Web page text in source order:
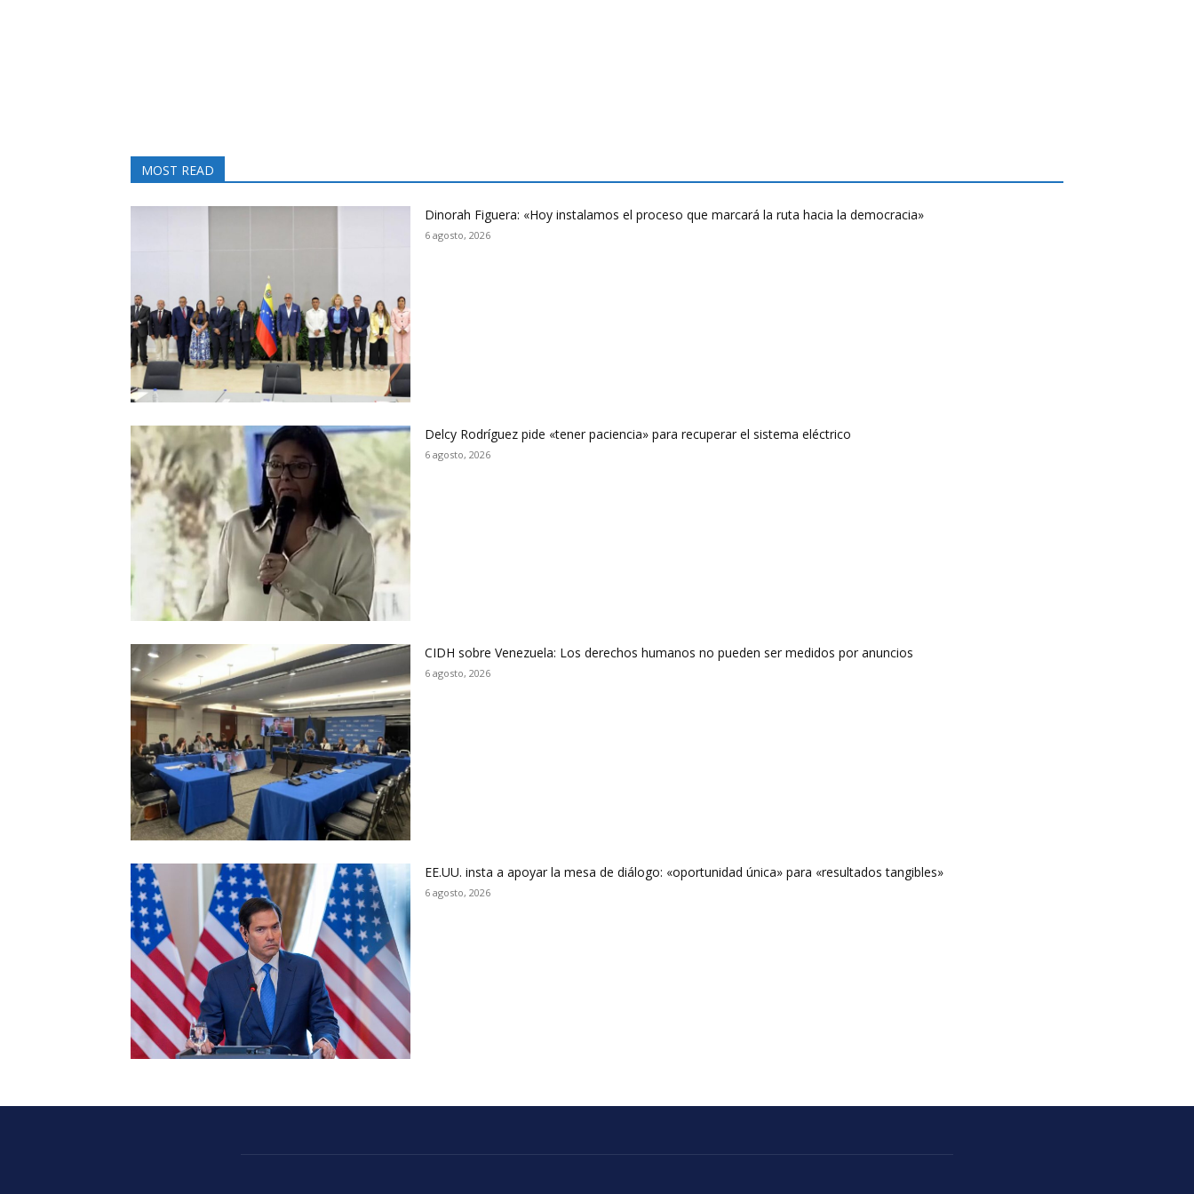
MOST READ
Dinorah Figuera: «Hoy instalamos el proceso que marcará la ruta hacia la democracia»
6 agosto, 2026
Delcy Rodríguez pide «tener paciencia» para recuperar el sistema eléctrico
6 agosto, 2026
CIDH sobre Venezuela: Los derechos humanos no pueden ser medidos por anuncios
6 agosto, 2026
EE.UU. insta a apoyar la mesa de diálogo: «oportunidad única» para «resultados tangibles»
6 agosto, 2026